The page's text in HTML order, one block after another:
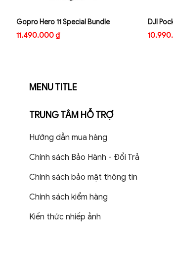
Gopro Hero 11 Special Bundle
11.490.000₫
MENU TITLE
TRUNG TÂM HỖ TRỢ
Hướng dẫn mua hàng
Chính sách Bảo Hành - Đổi Trả
Chính sách bảo mật thông tin
Chính sách kiểm hàng
Kiến thức nhiếp ảnh